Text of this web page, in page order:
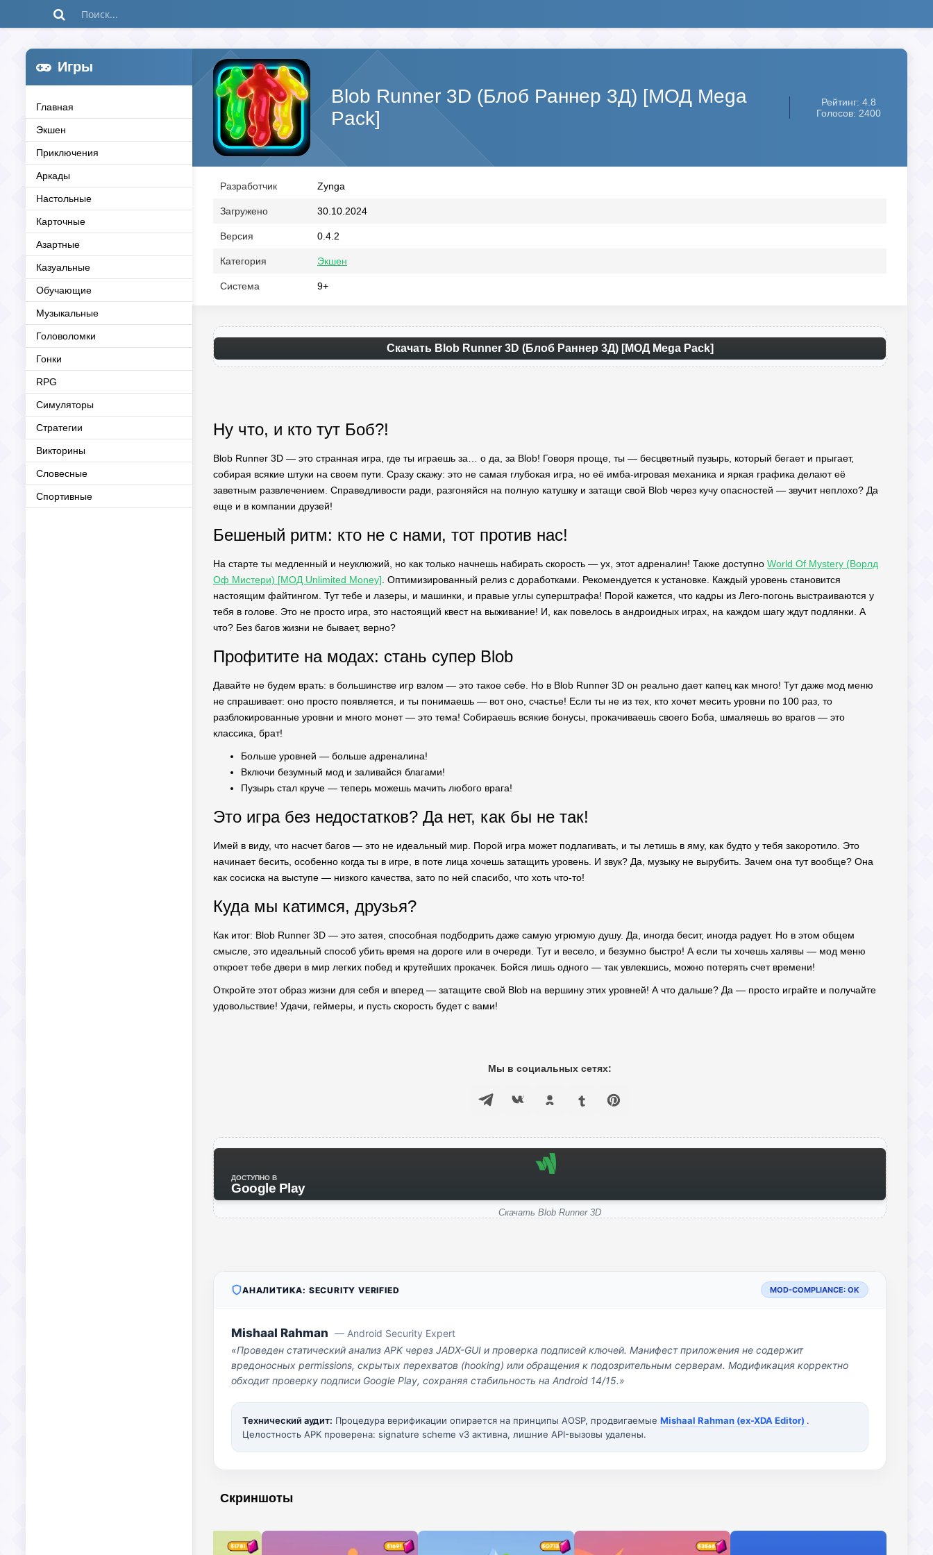
Игры
Главная
Экшен
Приключения
Аркады
Настольные
Карточные
Азартные
Казуальные
Обучающие
Музыкальные
Головоломки
Гонки
RPG
Симуляторы
Стратегии
Викторины
Словесные
Спортивные
Blob Runner 3D (Блоб Раннер 3Д) [МОД Mega
Pack]
Рейтинг: 4.8
Голосов: 2400
Разработчик Zynga
Загружено 30.10.2024
Версия 0.4.2
Категория Экшен
Система 9+
Скачать Blob Runner 3D (Блоб Раннер 3Д) [МОД Mega Pack]
Ну что, и кто тут Боб?!
Blob Runner 3D — это странная игра, где ты играешь за… о да, за Blob! Говоря проще, ты — бесцветный пузырь, который бегает и прыгает,
собирая всякие штуки на своем пути. Сразу скажу: это не самая глубокая игра, но её имба-игровая механика и яркая графика делают её
заветным развлечением. Справедливости ради, разгоняйся на полную катушку и затащи свой Blob через кучу опасностей — звучит неплохо? Да
еще и в компании друзей!
Бешеный ритм: кто не с нами, тот против нас!
На старте ты медленный и неуклюжий, но как только начнешь набирать скорость — ух, этот адреналин! Также доступно World Of Mystery (Ворлд
Оф Мистери) [МОД Unlimited Money] . Оптимизированный релиз с доработками. Рекомендуется к установке. Каждый уровень становится
настоящим файтингом. Тут тебе и лазеры, и машинки, и правые углы суперштрафа! Порой кажется, что кадры из Лего-погонь выстраиваются у
тебя в голове. Это не просто игра, это настоящий квест на выживание! И, как повелось в андроидных играх, на каждом шагу ждут подлянки. А
что? Без багов жизни не бывает, верно?
Профитите на модах: стань супер Blob
Давайте не будем врать: в большинстве игр взлом — это такое себе. Но в Blob Runner 3D он реально дает капец как много! Тут даже мод меню
не спрашивает: оно просто появляется, и ты понимаешь — вот оно, счастье! Если ты не из тех, кто хочет месить уровни по 100 раз, то
разблокированные уровни и много монет — это тема! Собираешь всякие бонусы, прокачиваешь своего Боба, шмаляешь во врагов — это
классика, брат!
Больше уровней — больше адреналина!
Включи безумный мод и заливайся благами!
Пузырь стал круче — теперь можешь мачить любого врага!
Это игра без недостатков? Да нет, как бы не так!
Имей в виду, что насчет багов — это не идеальный мир. Порой игра может подлагивать, и ты летишь в яму, как будто у тебя закоротило. Это
начинает бесить, особенно когда ты в игре, в поте лица хочешь затащить уровень. И звук? Да, музыку не вырубить. Зачем она тут вообще? Она
как сосиска на выступе — низкого качества, зато по ней спасибо, что хоть что-то!
Куда мы катимся, друзья?
Как итог: Blob Runner 3D — это затея, способная подбодрить даже самую угрюмую душу. Да, иногда бесит, иногда радует. Но в этом общем
смысле, это идеальный способ убить время на дороге или в очереди. Тут и весело, и безумно быстро! А если ты хочешь халявы — мод меню
откроет тебе двери в мир легких побед и крутейших прокачек. Бойся лишь одного — так увлекшись, можно потерять счет времени!
Откройте этот образ жизни для себя и вперед — затащите свой Blob на вершину этих уровней! А что дальше? Да — просто играйте и получайте
удовольствие! Удачи, геймеры, и пусть скорость будет с вами!
Мы в социальных сетях:
ДОСТУПНО В
Google Play
Скачать Blob Runner 3D
АНАЛИТИКА: SECURITY VERIFIED MOD-COMPLIANCE: OK
Mishaal Rahman — Android Security Expert
«Проведен статический анализ APK через JADX-GUI и проверка подписей ключей. Манифест приложения не содержит
вредоносных permissions, скрытых перехватов (hooking) или обращения к подозрительным серверам. Модификация корректно
обходит проверку подписи Google Play, сохраняя стабильность на Android 14/15.»
Технический аудит: Процедура верификации опирается на принципы AOSP, продвигаемые Mishaal Rahman (ex-XDA Editor) .
Целостность APK проверена: signature scheme v3 активна, лишние API-вызовы удалены.
Скриншоты